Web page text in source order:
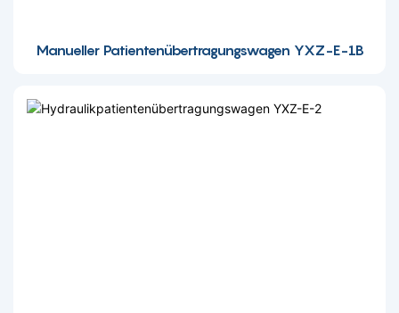
Manueller Patientenübertragungswagen YXZ-E-1B